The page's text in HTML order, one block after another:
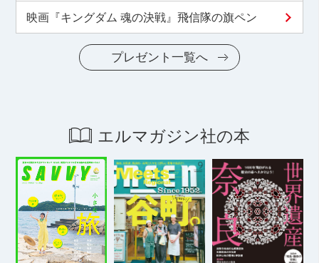
映画『キングダム 魂の決戦』飛信隊の旗ペン
プレゼント一覧へ
エルマガジン社の本